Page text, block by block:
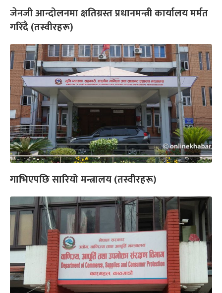
जेनजी आन्दोलनमा क्षतिग्रस्त प्रधानमन्त्री कार्यालय मर्मत
गरिँदै (तस्वीरहरू)
गाभिएपछि सारियो मन्त्रालय (तस्वीरहरू)